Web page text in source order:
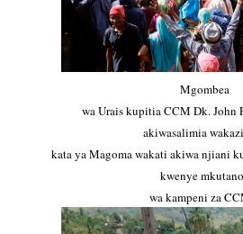
Mgombea
wa Urais kupitia CCM Dk. John
akiwasalimia
kata ya Magoma wakati akiwa njiani
kwenye mkutano
wa kampeni za